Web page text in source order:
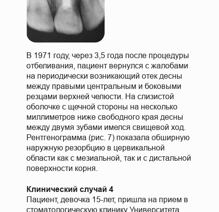
В 1971 году, через 3,5 года после процедуры
отбеливания, пациент вернулся с жалобами
на периодически возникающий отек десны
между правыми центральным и боковыми
резцами верхней челюсти. На слизистой
оболочке с щечной стороны на несколько
миллиметров ниже свободного края десны
между двумя зубами имелся свищевой ход.
Рентгенограмма (рис. 7) показала обширную
наружную резорбцию в цервикальной
области как с мезиальной, так и с дистальной
поверхности корня.
Клинический случай 4
Пациент, девочка 15-лет, пришла на прием в
стоматологическую клинику Университета